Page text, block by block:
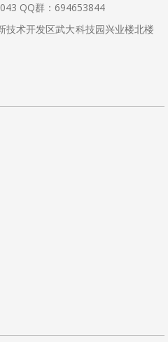
QQ群：694653844
技术开发区武大科技园兴业楼北楼